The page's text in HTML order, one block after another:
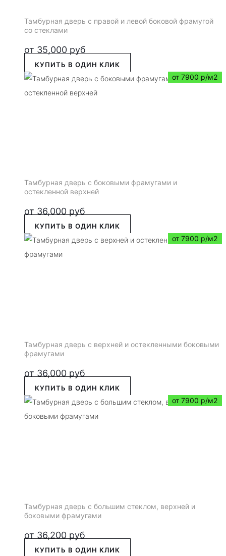
Тамбурная дверь с правой и левой боковой фрамугой
со стеклами
от 35,000 руб
КУПИТЬ В ОДИН КЛИК
от 7900 р/м2
Тамбурная дверь с боковыми фрамугами и
остекленной верхней
от 36,000 руб
КУПИТЬ В ОДИН КЛИК
от 7900 р/м2
Тамбурная дверь с верхней и остекленными боковыми
фрамугами
от 36,000 руб
КУПИТЬ В ОДИН КЛИК
от 7900 р/м2
Тамбурная дверь с большим стеклом, верхней и
боковыми фрамугами
от 36,200 руб
КУПИТЬ В ОДИН КЛИК